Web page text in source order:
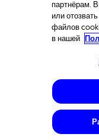
партнёрам.
или
файлов
в нашей